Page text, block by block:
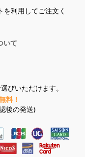
利用してご注文く
いて
びいただけます。
料！
後の発送)